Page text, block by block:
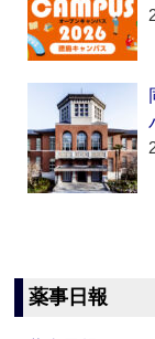
薬事日報